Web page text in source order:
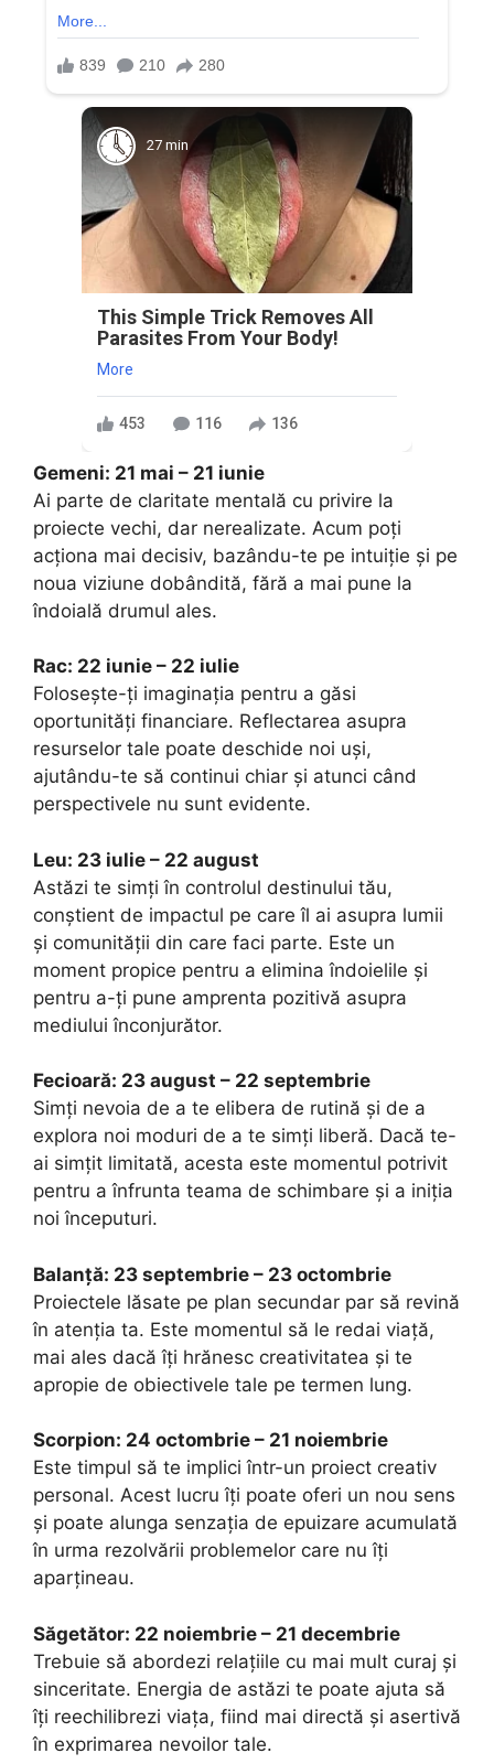
27 min
This Simple Trick Removes All
Parasites From Your Body!
More
453 116 136
Gemeni: 21 mai – 21 iunie
Ai parte de claritate mentală cu privire la
proiecte vechi, dar nerealizate. Acum poți
acționa mai decisiv, bazându-te pe intuiție și pe
noua viziune dobândită, fără a mai pune la
îndoială drumul ales.
Rac: 22 iunie – 22 iulie
Folosește-ți imaginația pentru a găsi
oportunități financiare. Reflectarea asupra
resurselor tale poate deschide noi uși,
ajutându-te să continui chiar și atunci când
perspectivele nu sunt evidente.
Leu: 23 iulie – 22 august
Astăzi te simți în controlul destinului tău,
conștient de impactul pe care îl ai asupra lumii
și comunității din care faci parte. Este un
moment propice pentru a elimina îndoielile și
pentru a-ți pune amprenta pozitivă asupra
mediului înconjurător.
Fecioară: 23 august – 22 septembrie
Simți nevoia de a te elibera de rutină și de a
explora noi moduri de a te simți liberă. Dacă te-
ai simțit limitată, acesta este momentul potrivit
pentru a înfrunta teama de schimbare și a iniția
noi începuturi.
Balanță: 23 septembrie – 23 octombrie
Proiectele lăsate pe plan secundar par să revină
în atenția ta. Este momentul să le redai viață,
mai ales dacă îți hrănesc creativitatea și te
apropie de obiectivele tale pe termen lung.
Scorpion: 24 octombrie – 21 noiembrie
Este timpul să te implici într-un proiect creativ
personal. Acest lucru îți poate oferi un nou sens
și poate alunga senzația de epuizare acumulată
în urma rezolvării problemelor care nu îți
aparțineau.
Săgetător: 22 noiembrie – 21 decembrie
Trebuie să abordezi relațiile cu mai mult curaj și
sinceritate. Energia de astăzi te poate ajuta să
îți reechilibrezi viața, fiind mai directă și asertivă
în exprimarea nevoilor tale.